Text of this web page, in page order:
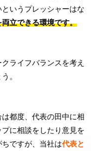
いうプレッシャーはな
立できる環境です。
ライフバランスを考え
。
都度、代表の田中に相
に相談をしたり意見を
ですが、当社は代表と